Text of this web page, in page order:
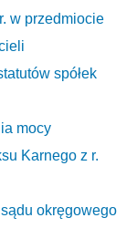
w przedmiocie
spółek
mocy
Karnego z r.
okręgowego